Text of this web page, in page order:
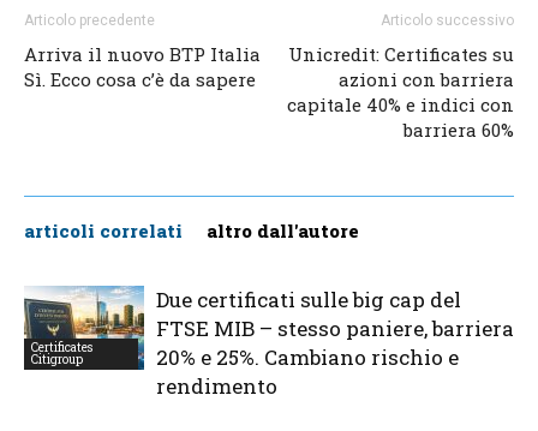
Articolo precedente
Arriva il nuovo BTP Italia
Sì. Ecco cosa c’è da sapere
Articolo successivo
Unicredit: Certificates su
azioni con barriera
capitale 40% e indici con
barriera 60%
articoli correlati altro dall'autore
Certificates
Citigroup
Due certificati sulle big cap del
FTSE MIB – stesso paniere, barriera
20% e 25%. Cambiano rischio e
rendimento